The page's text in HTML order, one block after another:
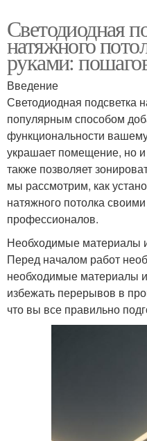
Светодиодная
натяжного
руками:
Введение
Светодиодная подсветка
популярным способом
функциональности
украшает помещение, но
также позволяет
мы рассмотрим, как
натяжного потолка
профессионалов.
Необходимые материалы
Перед началом работ
необходимые материалы
избежать перерывов в
что вы все правильно